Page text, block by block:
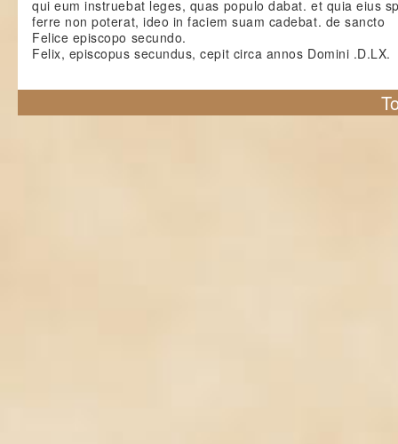
qui eum instruebat leges, quas populo dabat. et quia eius
ferre non poterat, ideo in faciem suam cadebat. de sancto
Felice episcopo secundo.
Felix, episcopus secundus, cepit circa annos Domini .D.LX.